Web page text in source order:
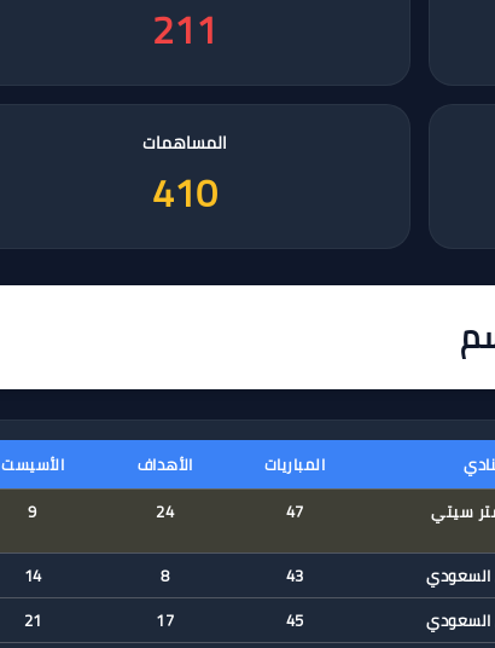
211
المساهمات
410
المباريات الأهداف
الأسيست
سيتي 47
24
9
السعودي 43
8
14
السعودي 45
17
21